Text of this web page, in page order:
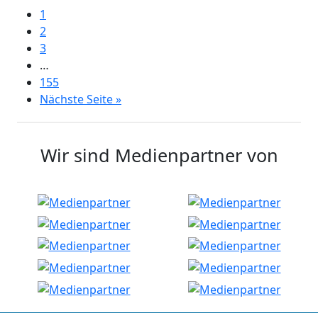
1
2
3
…
155
Nächste Seite »
Wir sind Medienpartner von